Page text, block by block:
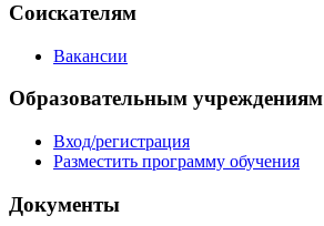
Соискателям
Вакансии
Образовательным учреждениям
Вход/регистрация
Разместить программу обучения
Документы